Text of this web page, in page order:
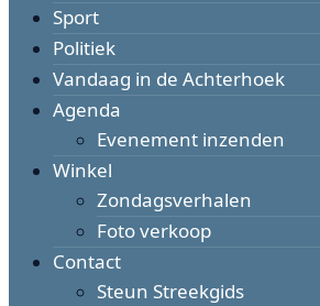
Sport
Politiek
Vandaag in de Achterhoek
Agenda
Evenement inzenden
Winkel
Zondagsverhalen
Foto verkoop
Contact
Steun Streekgids